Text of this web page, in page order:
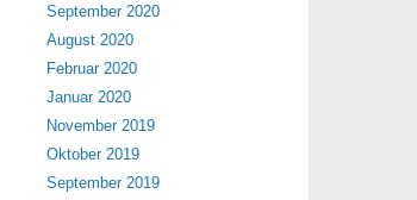
September 2020
August 2020
Februar 2020
Januar 2020
November 2019
Oktober 2019
September 2019